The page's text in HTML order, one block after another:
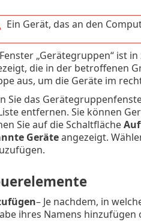
Ein Gerät, das an den
„Gerätegruppen“ ist
die in der betroffenen
aus, um die Geräte im
Sie das
entfernen. Sie können
Sie auf die Schaltfläche
Geräteangezeigt.
– Je nachdem, in
ihres Namens